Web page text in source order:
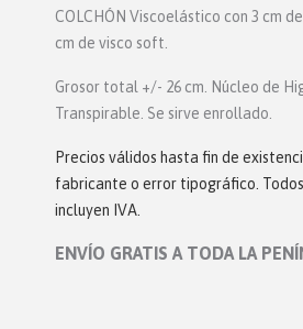
COLCHÓN Viscoelástico con 3 cm
cm de visco soft.
Grosor total +/- 26 cm. Núcleo de
Transpirable. Se sirve enrollado.
Precios válidos hasta fin de
fabricante o error tipográfico.
incluyen IVA.
ENVÍO GRATIS A TODA LA